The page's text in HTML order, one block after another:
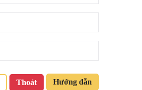
Thoát Hướng dẫn